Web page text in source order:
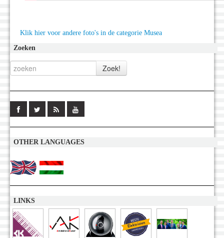
Klik hier voor andere foto's in de categorie Musea
Zoeken
OTHER LANGUAGES
LINKS